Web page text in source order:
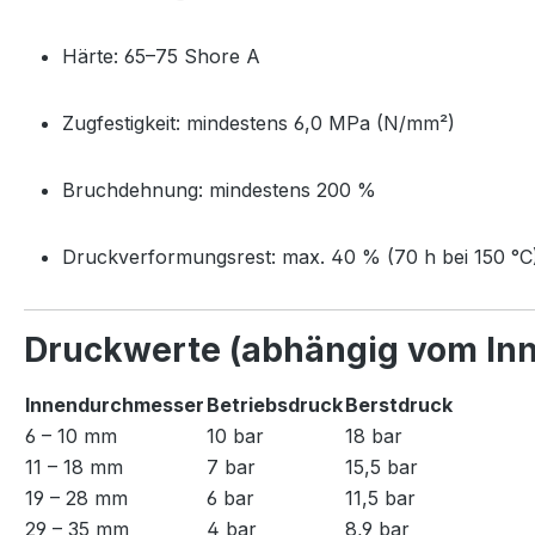
Härte: 65–75 Shore A
Zugfestigkeit: mindestens 6,0 MPa (N/mm²)
Bruchdehnung: mindestens 200 %
Druckverformungsrest: max. 40 % (70 h bei 150
Druckwerte (abhängig vom
Innendurchmesser BetriebsdruckBerstdruck
6 – 10 mm
10 bar
18 bar
11 – 18 mm
7 bar
15,5 bar
19 – 28 mm
6 bar
11,5 bar
29 – 35 mm
4 bar
8,9 bar